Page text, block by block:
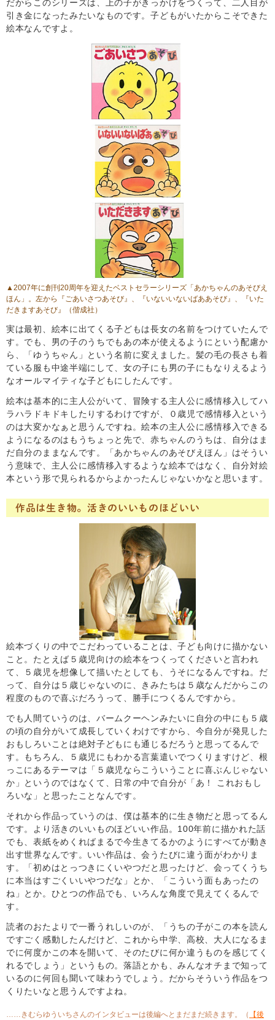
だからこのシリーズは、上の子がきっかけをつくって、二人目が
引き金になったみたいなものです。子どもがいたからこそできた
絵本なんですよ。
▲2007年に創刊20周年を迎えたベストセラーシリーズ「あかちゃんのあそびえ
ほん」。左から
『ごあいさつあそび』 、 『いないいないばああそび』 、
『いた
だきますあそび』
（偕成社）
実は最初、絵本に出てくる子どもは長女の名前をつけていたんで
す。でも、男の子のうちでもあの本が使えるようにという配慮か
ら、「ゆうちゃん」という名前に変えました。髪の毛の長さも着
ている服も中途半端にして、女の子にも男の子にもなりえるよう
なオールマイティな子どもにしたんです。
絵本は基本的に主人公がいて、冒険する主人公に感情移入してハ
ラハラドキドキしたりするわけですが、０歳児で感情移入という
のは大変かなぁと思うんですね。絵本の主人公に感情移入できる
ようになるのはもうちょっと先で、赤ちゃんのうちは、自分はま
だ自分のままなんです。「あかちゃんのあそびえほん」はそうい
う意味で、主人公に感情移入するような絵本ではなく、自分対絵
本という形で見られるからよかったんじゃないかなと思います。
作品は生き物。活きのいいものほどいい
絵本づくりの中でこだわっていることは、子ども向けに描かない
こと。たとえば５歳児向けの絵本をつくってくださいと言われ
て、５歳児を想像して描いたとしても、うそになるんですね。だ
って、自分は５歳じゃないのに、きみたちは５歳なんだからこの
程度のもので喜ぶだろうって、勝手につくるんですから。
でも人間ていうのは、バームクーヘンみたいに自分の中にも５歳
の頃の自分がいて成長していくわけですから、今自分が発見した
おもしろいことは絶対子どもにも通じるだろうと思ってるんで
す。もちろん、５歳児にもわかる言葉遣いでつくりますけど、根
っこにあるテーマは「５歳児ならこういうことに喜ぶんじゃない
か」というのではなくて、日常の中で自分が「あ！ これおもし
ろいな」と思ったことなんです。
それから作品っていうのは、僕は基本的に生き物だと思ってるん
です。より活きのいいものほどいい作品。100年前に描かれた話
でも、表紙をめくればまるで今生きてるかのようにすべてが動き
出す世界なんです。いい作品は、会うたびに違う面がわかりま
す。「初めはとっつきにくいやつだと思ったけど、会ってくうち
に本当はすごくいいやつだな」とか、「こういう面もあったの
ね」とか。ひとつの作品でも、いろんな角度で見えてくるんで
す。
読者のおたよりで一番うれしいのが、「うちの子がこの本を読ん
ですごく感動したんだけど、これから中学、高校、大人になるま
でに何度かこの本を開いて、そのたびに何か違うものを感じてく
れるでしょう」というもの。落語とかも、みんなオチまで知って
いるのに何回も聞いて味わうでしょう。だからそういう作品をつ
くりたいなと思うんですよね。
……きむらゆういちさんのインタビューは後編へとまだまだ続きます。（
【後